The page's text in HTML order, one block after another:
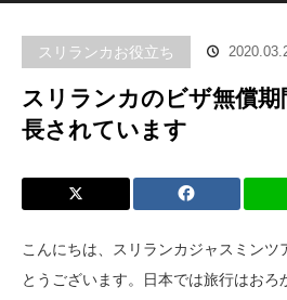
スリランカお役立ち
スリランカのビザ無償
長されています
こんにちは、スリランカジャスミン
とうございます。日本では旅行はおろ